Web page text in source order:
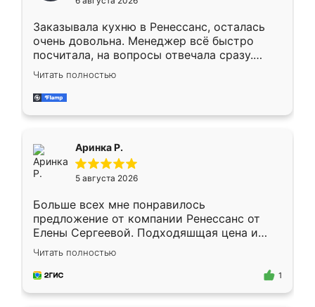
мебели буду заказывать только здесь.
Заказывала кухню в Ренессанс, осталась
очень довольна. Менеджер всё быстро
посчитала, на вопросы отвечала сразу.
Замерщик приехал в субботу, подошёл к
делу со всей ответственностью. Собрали
за день, ребята работали аккуратно, даже
Читать полностью
Аринка Р.
5 августа 2026
Больше всех мне понравилось
предложение от компании Ренессанс от
Елены Сергеевой. Подходяшщая цена и
короткие сроки изготовления. Приехавший
для замера сотрудник Владислав
предложил по моему эскизу самый
Читать полностью
1